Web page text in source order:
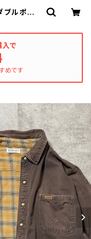
ルポケッ
ャケット
で
めです